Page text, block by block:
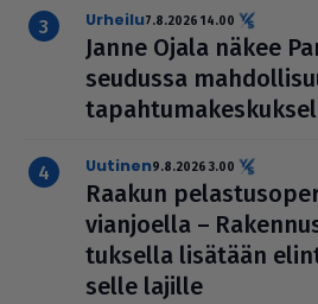
urheilu7.8.2026 14.00
Janne Ojala näkee
seu­dussa
uutinen9.8.2026 3.00
Raakun
vi­an­jo­ella –
tuk­sella lisätään
selle lajille